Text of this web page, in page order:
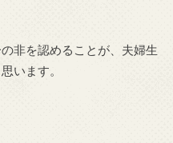
非を認めることが、夫婦生
います。